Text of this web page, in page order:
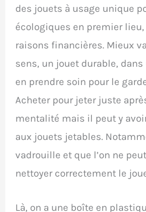
des jouets à usage unique
écologiques en premier
raisons financières. Mieux
sens, un jouet durable,
en prendre soin pour le
Acheter pour jeter juste
mentalité mais il peut y
aux jouets jetables.
vadrouille et que l’on ne
nettoyer correctement le
Là, on a une boîte en